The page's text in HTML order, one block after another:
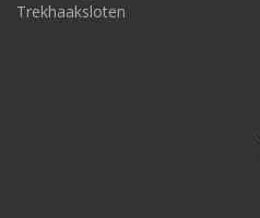
Trekhaaksloten